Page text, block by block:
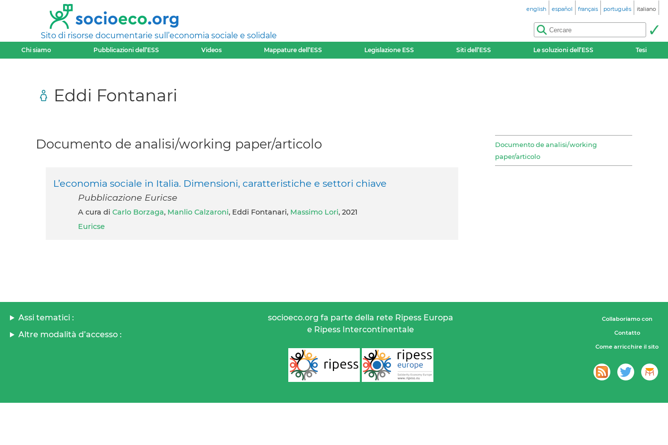
Sito di risorse documentarie sull’economia sociale e solidale
english español français português italiano
Chi siamo Pubblicazioni dell’ESS Videos Mappature dell’ESS Legislazione ESS Siti dell’ESS Le soluzioni dell’ESS Tesi
Eddi Fontanari
Documento de analisi/working
paper/articolo
Documento de analisi/working paper/articolo
L’economia sociale in Italia. Dimensioni, caratteristiche e settori chiave
Pubblicazione Euricse
A cura di Carlo Borzaga, Manlio Calzaroni, Eddi Fontanari, Massimo Lori, 2021
Euricse
Assi tematici :
Altre modalità d’accesso :
socioeco.org fa parte della rete Ripess Europa
e Ripess Intercontinentale
Collaboriamo con
Contatto
Come arricchire il sito